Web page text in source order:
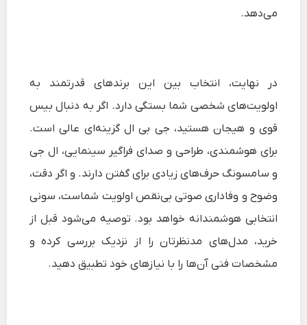
می‌دهد.
در نهایت، انتخاب بین این برندهای قدرتمند به
اولویت‌های شخصی شما بستگی دارد. اگر به دنبال بیس
قوی و هیجان هستید، جی‌ بی‌ ال گزینه‌ای عالی است.
برای هوشمندی، طراحی و صدای فراگیر سینمایی، ال‌ جی
و سامسونگ حرف‌های زیادی برای گفتن دارند. و اگر دقت،
وضوح و وفاداری صوتی بی‌نقص اولویت شماست، سونی
انتخابی هوشمندانه خواهد بود. توصیه می‌شود قبل از
خرید، مدل‌های مدنظرتان را از نزدیک بررسی کرده و
مشخصات فنی آن‌ها را با نیازهای خود تطبیق دهید.